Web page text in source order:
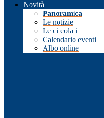
Novità
Panoramica
Le notizie
Le circolari
Calendario eventi
Albo online